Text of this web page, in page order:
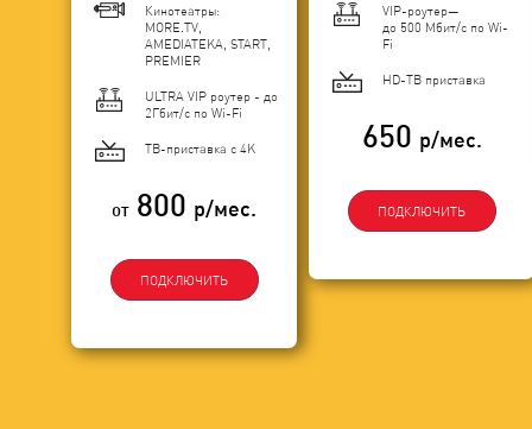
Кинотеатры:
MORE.TV,
AMEDIATEKA, START,
PREMIER
ULTRA VIP роутер - до
2Гбит/c по Wi-Fi
ТВ-приставка с 4K
от 800 р/мес.
ПОДКЛЮЧИТЬ
VIP-роутер—
до 500 Мбит/с по Wi-
Fi
HD-ТВ приставка
650 р/мес.
ПОДКЛЮЧИТЬ